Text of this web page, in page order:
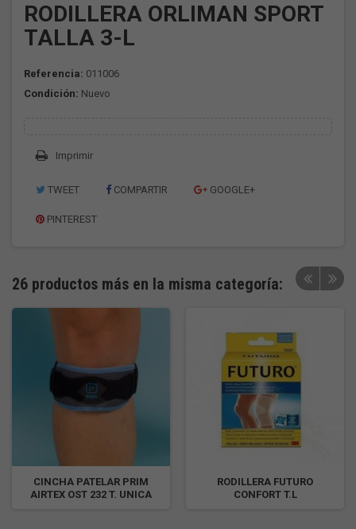
RODILLERA ORLIMAN SPORT
TALLA 3-L
Referencia: 011006
Condición: Nuevo
Imprimir
TWEET COMPARTIR GOOGLE+
PINTEREST
26 productos más en la misma categoría:
CINCHA PATELAR PRIM
AIRTEX OST 232 T. UNICA
RODILLERA FUTURO
CONFORT T.L